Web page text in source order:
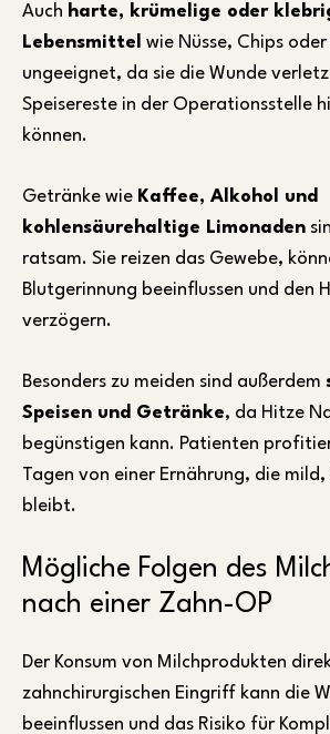
Auch harte, krümelige oder
Lebensmittel wie Nüsse, Chips
ungeeignet, da sie die Wunde
Speisereste in der Operationsstelle
können.
Getränke wie Kaffee, Alkohol und
kohlensäurehaltige Limonaden
ratsam. Sie reizen das Gewebe,
Blutgerinnung beeinflussen und den
verzögern.
Besonders zu meiden sind außerdem
Speisen und Getränke, da Hitze
begünstigen kann. Patienten
Tagen von einer Ernährung, die mild,
bleibt.
Mögliche Folgen des
nach einer Zahn-OP
Der Konsum von Milchprodukten
zahnchirurgischen Eingriff kann die
beeinflussen und das Risiko für